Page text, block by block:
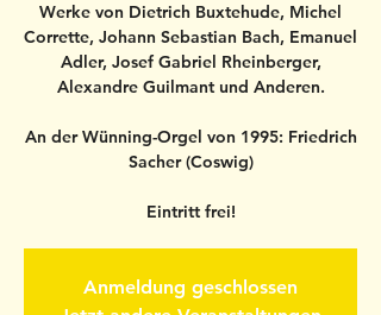
Werke von Dietrich Buxtehude, Michel
Corrette, Johann Sebastian Bach, Emanuel
Adler, Josef Gabriel Rheinberger,
Alexandre Guilmant und Anderen.
An der Wünning-Orgel von 1995: Friedrich
Sacher (Coswig)
Eintritt frei!
Anmeldung geschlossen